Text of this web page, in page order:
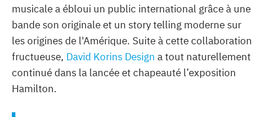
musicale a ébloui un public international grâce à une
bande son originale et un story telling moderne sur
les origines de l'Amérique. Suite à cette collaboration
fructueuse, David Korins Design a tout naturellement
continué dans la lancée et chapeauté l’exposition
Hamilton.